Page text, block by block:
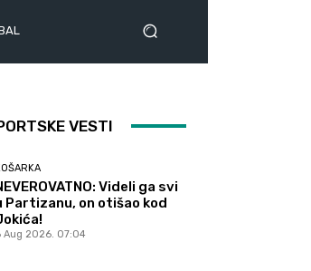
VESTI
Videli ga svi
Partizanu, on otišao kod
Aug 2026. 07:04